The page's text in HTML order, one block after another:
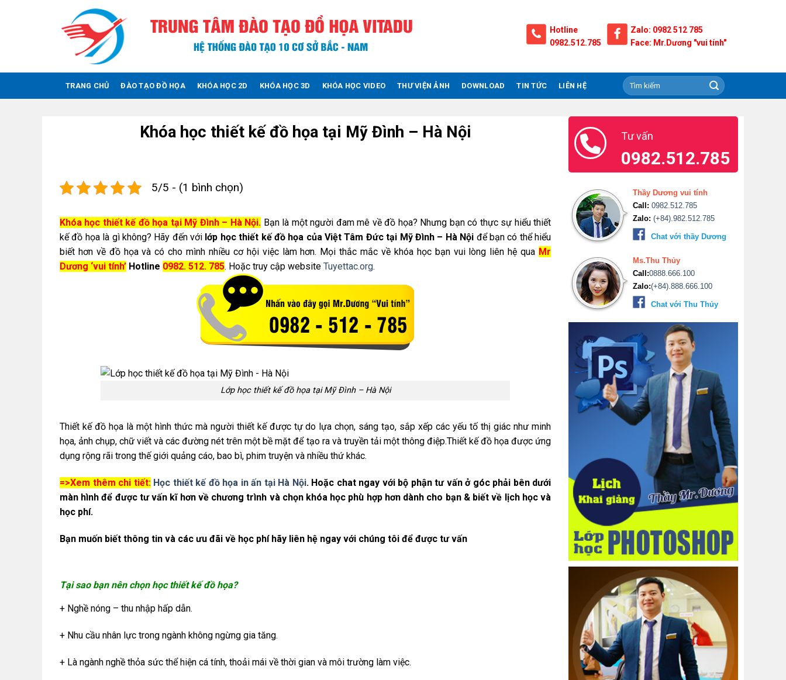
Hotline
0982.512.785
Zalo: 0982 512 785
Face: Mr.Dương "vui tính"
TRANG CHỦ ĐÀO TẠO ĐỒ HỌA KHÓA HỌC 2D KHÓA HỌC 3D KHÓA HỌC VIDEO THƯ VIỆN ẢNH DOWNLOAD TIN TỨC LIÊN HỆ
Khóa học thiết kế đồ họa tại Mỹ Đình – Hà Nội
5/5 - (1 bình chọn)
Khóa học thiết kế đồ họa tại Mỹ Đình – Hà Nội. Bạn là một người đam mê về đồ họa? Nhưng bạn có thực sự hiểu thiết
kế đồ họa là gì không? Hãy đến với lớp học thiết kế đồ họa của Việt Tâm Đức tại Mỹ Đình – Hà Nội để bạn có thể hiểu
biết hơn về đồ họa và có cho mình nhiều cơ hội việc làm hơn. Mọi thắc mắc về khóa học bạn vui lòng liên hệ qua Mr
Dương ‘vui tính’ Hotline 0982. 512. 785. Hoặc truy cập website Tuyettac.org.
Lớp học thiết kế đồ họa tại Mỹ Đình – Hà Nội
Thiết kế đồ họa là một hình thức mà người thiết kế được tự do lựa chọn, sáng tạo, sắp xếp các yếu tố thị giác như minh
họa, ảnh chụp, chữ viết và các đường nét trên một bề mặt để tạo ra và truyền tải một thông điệp.Thiết kế đồ họa được ứng
dụng rộng rãi trong thế giới quảng cáo, bao bì, phim truyện và nhiều thứ khác.
=>Xem thêm chi tiết: Học thiết kế đồ họa in ấn tại Hà Nội. Hoặc chat ngay với bộ phận tư vấn ở góc phải bên dưới
màn hình để được tư vấn kĩ hơn về chương trình và chọn khóa học phù hợp hơn dành cho bạn & biết về lịch học và
học phí.
Bạn muốn biết thông tin và các ưu đãi về học phí hãy liên hệ ngay với chúng tôi để được tư vấn
Tại sao bạn nên chọn học thiết kế đồ họa?
+ Nghề nóng – thu nhập hấp dẫn.
+ Nhu cầu nhân lực trong ngành không ngừng gia tăng.
+ Là ngành nghề thỏa sức thể hiện cá tính, thoải mái về thời gian và môi trường làm việc.
Tư vấn
0982.512.785
Thầy Dương vui tính
Call: 0982.512.785
Zalo: (+84).982.512.785
Chat với thầy Dương
Ms.Thu Thủy
Call:0888.666.100
Zalo:(+84).888.666.100
Chat với Thu Thủy